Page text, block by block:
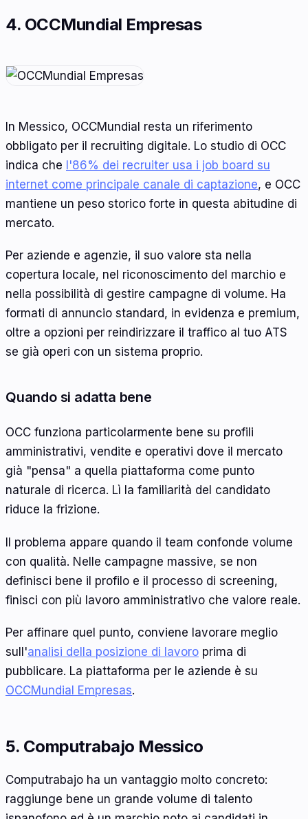
4. OCCMundial Empresas
In Messico, OCCMundial resta un riferimento
obbligato per il recruiting digitale. Lo studio di OCC
indica che l'86% dei recruiter usa i job board su
internet come principale canale di captazione, e OCC
mantiene un peso storico forte in questa abitudine di
mercato.
Per aziende e agenzie, il suo valore sta nella
copertura locale, nel riconoscimento del marchio e
nella possibilità di gestire campagne di volume. Ha
formati di annuncio standard, in evidenza e premium,
oltre a opzioni per reindirizzare il traffico al tuo ATS
se già operi con un sistema proprio.
Quando si adatta bene
OCC funziona particolarmente bene su profili
amministrativi, vendite e operativi dove il mercato
già "pensa" a quella piattaforma come punto
naturale di ricerca. Lì la familiarità del candidato
riduce la frizione.
Il problema appare quando il team confonde volume
con qualità. Nelle campagne massive, se non
definisci bene il profilo e il processo di screening,
finisci con più lavoro amministrativo che valore reale.
Per affinare quel punto, conviene lavorare meglio
sull'analisi della posizione di lavoro prima di
pubblicare. La piattaforma per le aziende è su
OCCMundial Empresas.
5. Computrabajo Messico
Computrabajo ha un vantaggio molto concreto:
raggiunge bene un grande volume di talento